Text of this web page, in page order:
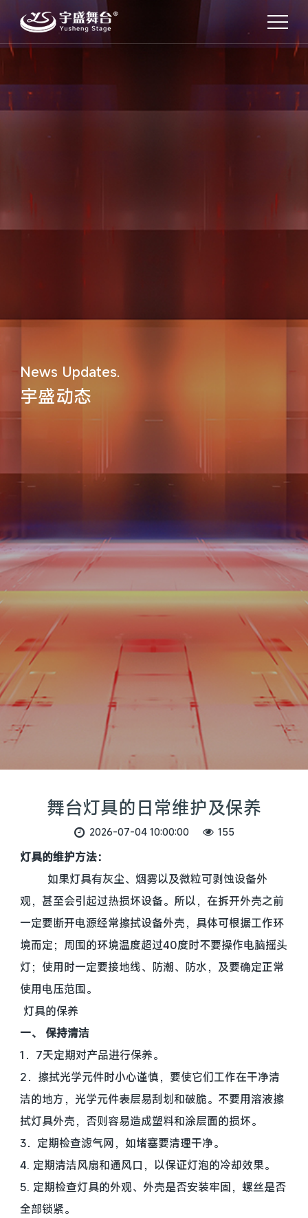
News Updates.
宇盛动态
舞台灯具的日常维护及保养
2026-07-04 10:00:00 155
灯具的维护方法：
如果灯具有灰尘、烟雾以及微粒可剥蚀设备外
观，甚至会引起过热损坏设备。所以，在拆开外壳之前
一定要断开电源经常擦拭设备外壳，具体可根据工作环
境而定；周围的环境温度超过40度时不要操作电脑摇头
灯；使用时一定要接地线、防潮、防水，及要确定正常
使用电压范围。
灯具的保养
一、 保持清洁
1．7天定期对产品进行保养。
2．擦拭光学元件时小心谨慎，要使它们工作在干净清
洁的地方，光学元件表层易刮划和破脆。不要用溶液擦
拭灯具外壳，否则容易造成塑料和涂层面的损坏。
3．定期检查滤气网，如堵塞要清理干净。
4. 定期清洁风扇和通风口，以保证灯泡的冷却效果。
5. 定期检查灯具的外观、外壳是否安装牢固，螺丝是否
全部锁紧。